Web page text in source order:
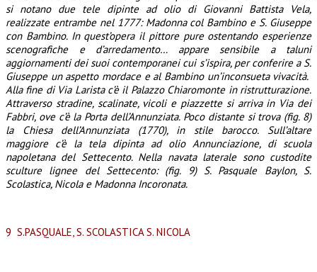
si notano due tele dipinte ad olio di Giovanni Battista Vela,
realizzate entrambe nel 1777: Madonna col Bambino e S. Giuseppe
con Bambino. In quest’opera il pittore pure ostentando esperienze
scenografiche e d’arredamento… appare sensibile a taluni
aggiornamenti dei suoi contemporanei cui s’ispira, per conferire a S.
Giuseppe un aspetto mordace e al Bambino un’inconsueta vivacità.
Alla fine di Via Larista c’è il Palazzo Chiaromonte in ristrutturazione.
Attraverso stradine, scalinate, vicoli e piazzette si arriva in Via dei
Fabbri, ove c’è la Porta dell’Annunziata. Poco distante si trova (fig. 8)
la Chiesa dell’Annunziata (1770), in stile barocco. Sull’altare
maggiore c’è la tela dipinta ad olio Annunciazione, di scuola
napoletana del Settecento. Nella navata laterale sono custodite
sculture lignee del Settecento: (fig. 9) S. Pasquale Baylon, S.
Scolastica, Nicola e Madonna Incoronata.
9 S.PASQUALE, S. SCOLASTICA S. NICOLA